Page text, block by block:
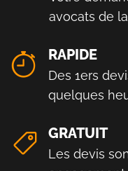
avocats de
RAPIDE
Des 1ers
quelques
GRATUIT
Les devis